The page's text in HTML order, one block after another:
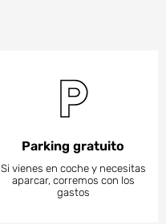
Parking gratuito
Si vienes en coche y necesitas
aparcar, corremos con los
gastos